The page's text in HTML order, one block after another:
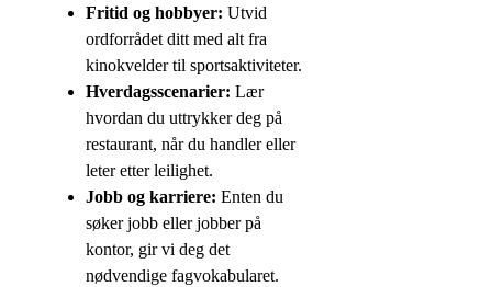
Fritid og hobbyer: Utvid
ordforrådet ditt med alt fra
kinokvelder til sportsaktiviteter.
Hverdagsscenarier: Lær
hvordan du uttrykker deg på
restaurant, når du handler eller
leter etter leilighet.
Jobb og karriere: Enten du
søker jobb eller jobber på
kontor, gir vi deg det
nødvendige fagvokabularet.